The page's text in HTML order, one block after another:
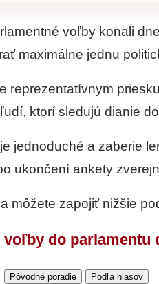
voľby konali
maximálne jednu
reprezentatívnym
ktorí sledujú dianie
jednoduché a zaberie
ukončení ankety
môžete zapojiť nižšie
do parlamentu
Pôvodné poradie Podľa hlasov